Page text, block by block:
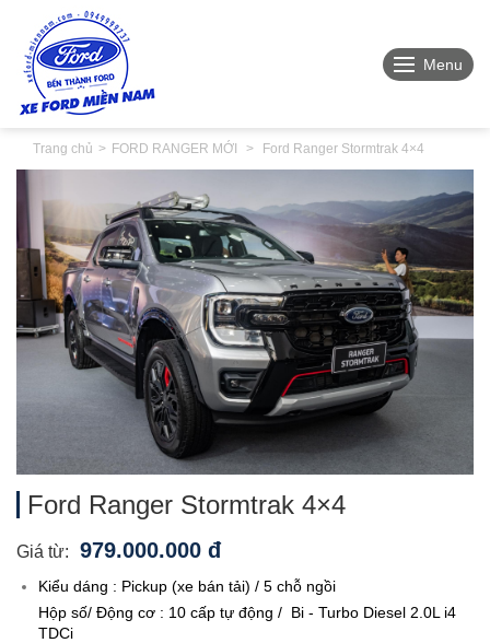
Menu
Trang chủ FORD RANGER MỚI Ford Ranger Stormtrak 4×4
Ford Ranger Stormtrak 4×4
Giá từ: 979.000.000 đ
Kiểu dáng : Pickup (xe bán tải) / 5 chỗ ngồi
Hộp số/ Động cơ : 10 cấp tự động / Bi - Turbo Diesel 2.0L i4
TDCi